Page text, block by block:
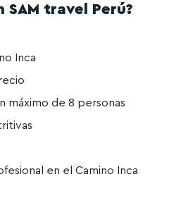
SAM travel Perú?
Inca
máximo de 8 personas
en el Camino Inca